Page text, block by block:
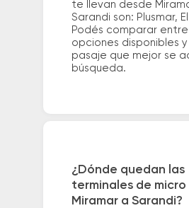
te llevan desde
Sarandi son: Plusmar,
Podés comparar
opciones disponibles y
pasaje que mejor se
búsqueda.
¿Dónde quedan las
terminales de micro
Miramar a Sarandi?